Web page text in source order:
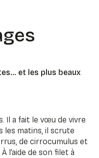
et les plus beaux
Il a fait le vœu de vivre
les matins, il scrute
de cirrocumulus et
l’aide de son filet à